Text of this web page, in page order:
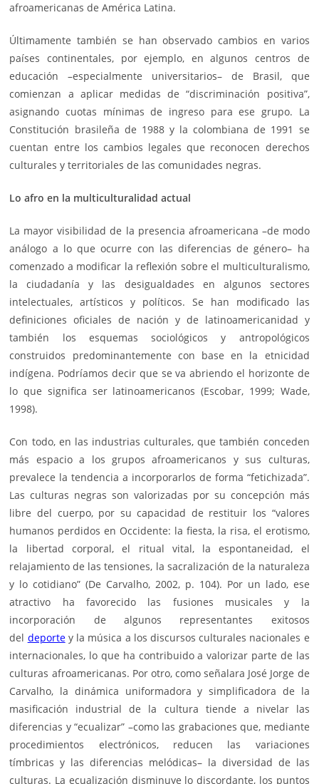
afroamericanas de América Latina.
Últimamente también se han observado cambios en varios
países continentales, por ejemplo, en algunos centros de
educación –especialmente universitarios– de Brasil, que
comienzan a aplicar medidas de “discriminación positiva”,
asignando cuotas mínimas de ingreso para ese grupo. La
Constitución brasileña de 1988 y la colombiana de 1991 se
cuentan entre los cambios legales que reconocen derechos
culturales y territoriales de las comunidades negras.
Lo afro en la multiculturalidad actual
La mayor visibilidad de la presencia afroamericana –de modo
análogo a lo que ocurre con las diferencias de género– ha
comenzado a modificar la reflexión sobre el multiculturalismo,
la ciudadanía y las desigualdades en algunos sectores
intelectuales, artísticos y políticos. Se han modificado las
definiciones oficiales de nación y de latinoamericanidad y
también los esquemas sociológicos y antropológicos
construidos predominantemente con base en la etnicidad
indígena. Podríamos decir que se va abriendo el horizonte de
lo que significa ser latinoamericanos (Escobar, 1999; Wade,
1998).
Con todo, en las industrias culturales, que también conceden
más espacio a los grupos afroamericanos y sus culturas,
prevalece la tendencia a incorporarlos de forma “fetichizada”.
Las culturas negras son valorizadas por su concepción más
libre del cuerpo, por su capacidad de restituir los “valores
humanos perdidos en Occidente: la fiesta, la risa, el erotismo,
la libertad corporal, el ritual vital, la espontaneidad, el
relajamiento de las tensiones, la sacralización de la naturaleza
y lo cotidiano” (De Carvalho, 2002, p. 104). Por un lado, ese
atractivo ha favorecido las fusiones musicales y la
incorporación de algunos representantes exitosos
del deportey la música a los discursos culturales nacionales e
internacionales, lo que ha contribuido a valorizar parte de las
culturas afroamericanas. Por otro, como señalara José Jorge de
Carvalho, la dinámica uniformadora y simplificadora de la
masificación industrial de la cultura tiende a nivelar las
diferencias y “ecualizar” –como las grabaciones que, mediante
procedimientos electrónicos, reducen las variaciones
tímbricas y las diferencias melódicas– la diversidad de las
culturas. La ecualización disminuye lo discordante, los puntos